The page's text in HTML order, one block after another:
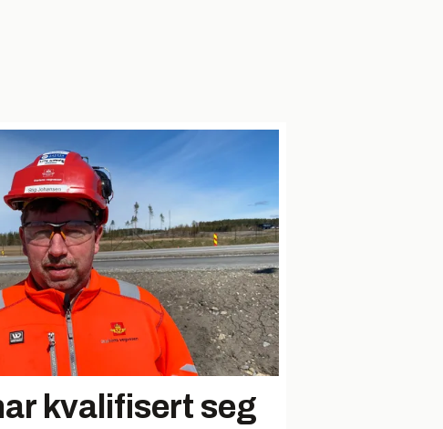
kvalifisert seg